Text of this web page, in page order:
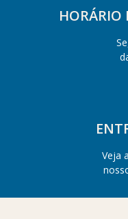
HORÁRIO
Veja